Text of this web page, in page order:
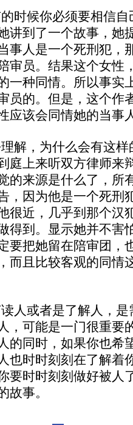
时候你必须要相信
讲到了一个故事，她
事人是一个死刑犯，
审员。结果这个女性
一种同情。所以事实
员的。但是，这个作
应该会同情她的当事
解，为什么会有这
庭上来听双方律师来
的来源是什么了，所
，因为他是一个死刑
很近，几乎到那个汉
得到。显示她并不害
要把她留在陪审团，
而且比较客观的同情
人或者是了解人，
，可能是一门很重要
的同时，如果你也希
也时时刻刻在了解着
要时时刻刻做好被人
故事。